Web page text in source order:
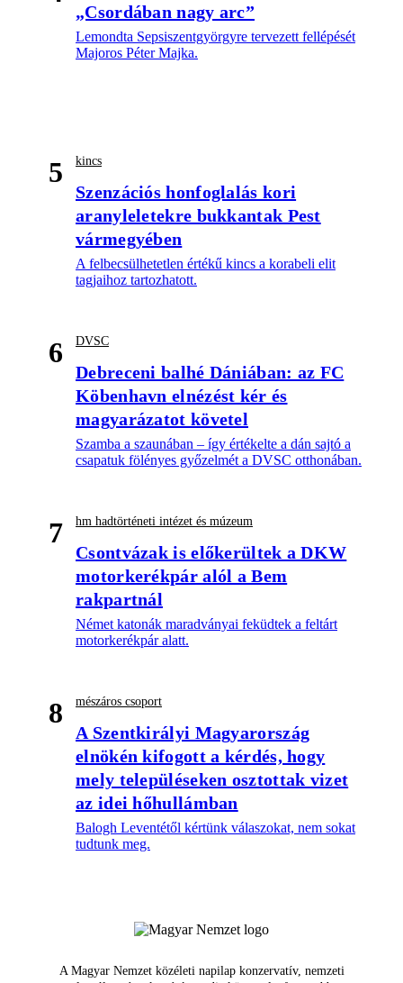
„Csordában nagy arc”
Lemondta Sepsiszentgyörgyre tervezett fellépését
Majoros Péter Majka.
5 kincs
Szenzációs honfoglalás kori
aranyleletekre bukkantak Pest
vármegyében
A felbecsülhetetlen értékű kincs a korabeli elit
tagjaihoz tartozhatott.
6 DVSC
Debreceni balhé Dániában: az FC
Köbenhavn elnézést kér és
magyarázatot követel
Szamba a szaunában – így értékelte a dán sajtó a
csapatuk fölényes győzelmét a DVSC otthonában.
7 hm hadtörténeti intézet és múzeum
Csontvázak is előkerültek a DKW
motorkerékpár alól a Bem
rakpartnál
Német katonák maradványai feküdtek a feltárt
motorkerékpár alatt.
8 mészáros csoport
A Szentkirályi Magyarország
elnökén kifogott a kérdés, hogy
mely településeken osztottak vizet
az idei hőhullámban
Balogh Leventétől kértünk válaszokat, nem sokat
tudtunk meg.
A Magyar Nemzet közéleti napilap konzervatív, nemzeti